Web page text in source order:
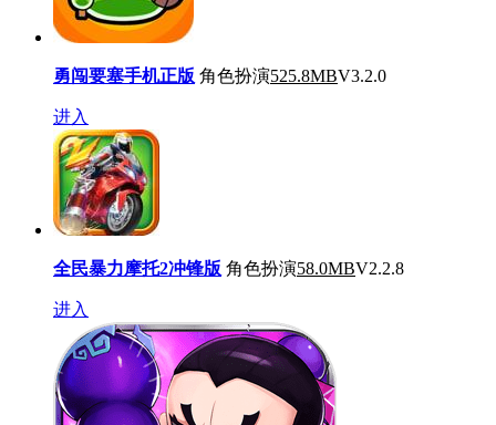
勇闯要塞手机正版 角色扮演525.8MBV3.2.0
进入
全民暴力摩托2冲锋版 角色扮演58.0MBV2.2.8
进入